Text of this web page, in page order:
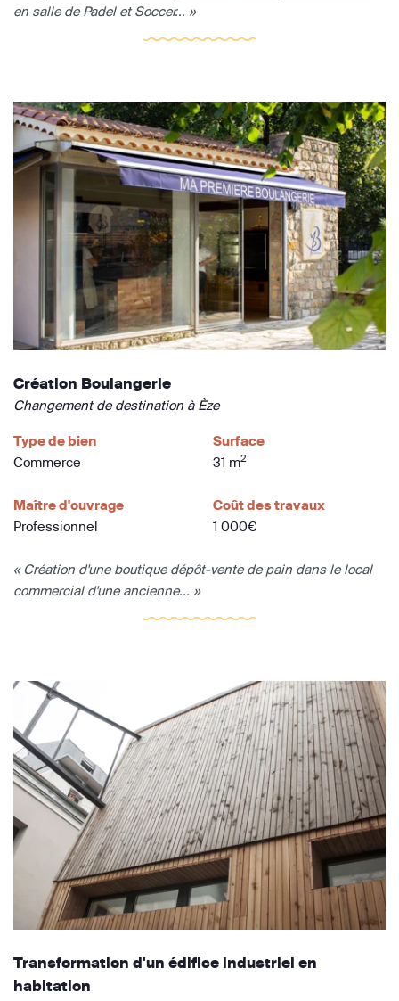
en salle de Padel et Soccer... »
Création Boulangerie
Changement de destination à Èze
Type de bien
Commerce
Surface
31 m2
Maître d'ouvrage
Professionnel
Coût des travaux
1 000€
« Création d'une boutique dépôt-vente de pain dans le local
commercial d'une ancienne... »
Transformation d'un édifice industriel en
habitation